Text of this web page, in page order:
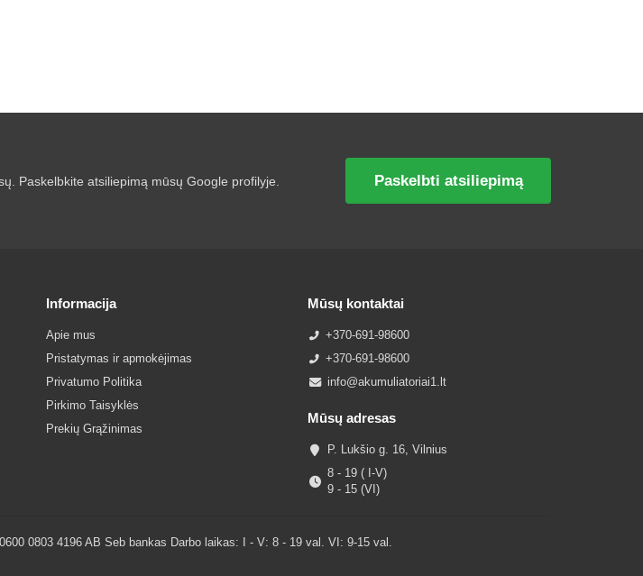
Paskelbkite atsiliepimą mūsų Google profilyje. Paskelbti atsiliepimą
Informacija
Apie mus
Pristatymas ir apmokėjimas
Privatumo Politika
Pirkimo Taisyklės
Prekių Grąžinimas
Mūsų kontaktai
+370-691-98600
+370-691-98600
info@akumuliatoriai1.lt
Mūsų adresas
P. Lukšio g. 16, Vilnius
8 - 19 ( I-V)
9 - 15 (VI)
0803 4196 AB Seb bankas Darbo laikas: I - V: 8 - 19 val. VI: 9-15 val.